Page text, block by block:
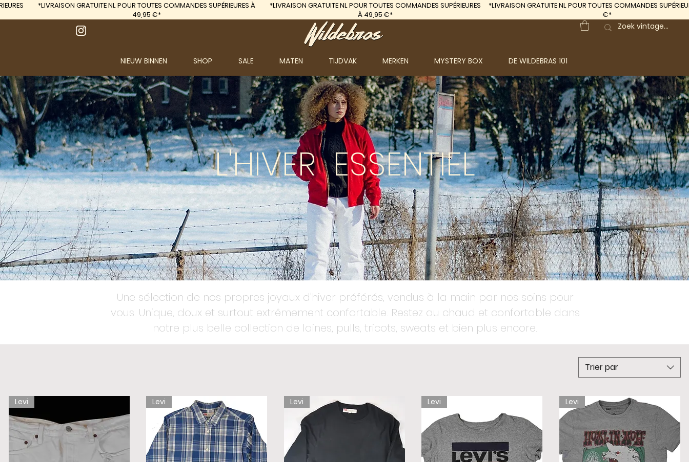
NIEUW BINNEN SHOP SALE MATEN TIJDVAK MERKEN MYSTERY BOX DE WILDEBRAS 101
*LIVRAISON GRATUITENL POUR TOUTES COMMANDES SUPÉRIEURES À
49,95 €*
*LIVRAISON GRATUITENL POUR TOUTES COMMANDES SUPÉRIEURES
À 49,95 €*
*LIVRAISON GRATUITENL POUR TOUTES COMMANDES
€*
L'HIVER ESSENTIEL
Une sélection de nos propres joyaux d'hiver préférés, vendus à la main par nos soins pour
vous. Unique, doux et surtout extrêmement confortable. Restez au chaud et confortable dans
notre plus belle collection de laines, pulls, tricots, sweats et bien plus encore.
Trier par
Levi Levi Levi Levi Levi